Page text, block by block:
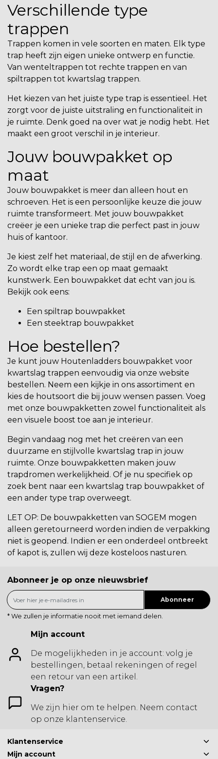
Verschillende type
trappen
Trappen komen in vele soorten en maten. Elk type
trap heeft zijn eigen unieke ontwerp en functie.
Van wenteltrappen tot rechte trappen en van
spiltrappen tot kwartslag trappen.
Het kiezen van het juiste type trap is essentieel. Het
zorgt voor de juiste uitstraling en functionaliteit in
je ruimte. Denk goed na over wat je nodig hebt. Het
maakt een groot verschil in je interieur.
Jouw bouwpakket op
maat
Jouw bouwpakket is meer dan alleen hout en
schroeven. Het is een persoonlijke keuze die jouw
ruimte transformeert. Met jouw bouwpakket
creëer je een unieke trap die perfect past in jouw
huis of kantoor.
Je kiest zelf het materiaal, de stijl en de afwerking.
Zo wordt elke trap een op maat gemaakt
kunstwerk. Een bouwpakket dat echt van jou is.
Bekijk ook eens:
Een spiltrap bouwpakket
Een steektrap bouwpakket
Hoe bestellen?
Je kunt jouw Houtenladders bouwpakket voor
kwartslag trappen eenvoudig via onze website
bestellen. Neem een kijkje in ons assortiment en
kies de houtsoort die bij jouw wensen passen. Voeg
met onze bouwpakketten zowel functionaliteit als
een visuele boost toe aan je interieur.
Begin vandaag nog met het creëren van een
duurzame en stijlvolle kwartslag trap in jouw
ruimte. Onze bouwpakketten maken jouw
trapdromen werkelijkheid. Of je nu specifiek op
zoek bent naar een kwartslag trap bouwpakket of
een ander type trap overweegt.
LET OP: De bouwpakketten van SOGEM mogen
alleen geretourneerd worden indien de verpakking
niet is geopend. Indien er een onderdeel ontbreekt
of kapot is, zullen wij deze kosteloos nasturen.
Abonneer je op onze nieuwsbrief
Abonneer
* We zullen je informatie nooit met iemand delen.
Mijn account
De mogelijkheden in je account: volg je
bestellingen, betaal rekeningen of regel
een retour van een artikel.
Vragen?
We zijn hier om te helpen. Neem contact
op onze klantenservice.
Klantenservice
Mijn account